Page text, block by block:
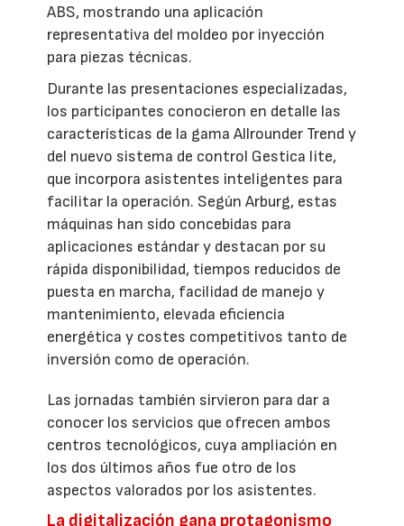
ABS, mostrando una aplicación
representativa del moldeo por inyección
para piezas técnicas.
Durante las presentaciones especializadas,
los participantes conocieron en detalle las
características de la gama Allrounder Trend y
del nuevo sistema de control Gestica lite,
que incorpora asistentes inteligentes para
facilitar la operación. Según Arburg, estas
máquinas han sido concebidas para
aplicaciones estándar y destacan por su
rápida disponibilidad, tiempos reducidos de
puesta en marcha, facilidad de manejo y
mantenimiento, elevada eficiencia
energética y costes competitivos tanto de
inversión como de operación.
Las jornadas también sirvieron para dar a
conocer los servicios que ofrecen ambos
centros tecnológicos, cuya ampliación en
los dos últimos años fue otro de los
aspectos valorados por los asistentes.
La digitalización gana protagonismo